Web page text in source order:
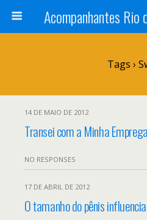
Tags ›
14 DE MAIO DE 2012
Transei com a Minha
NO RESPONSES
17 DE ABRIL DE 2012
O tamanho do pênis